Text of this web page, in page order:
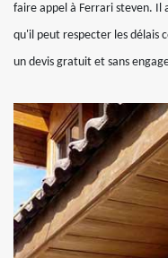
faire appel à Ferrari steven. Il
qu'il peut respecter les délais
un devis gratuit et sans